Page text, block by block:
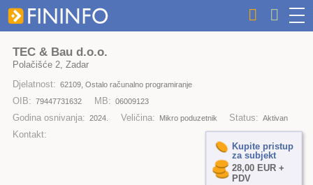
TEC & Bau d.o.o.
Polačišće 2, Zadar
Djelatnost: 62109, Ostalo računalno programiranje
OIB: 79447731632 MB: 06009123
Godina osnivanja: 2024. Veličina: Mikro poduzetnik Status: Aktivan
Kontakt:
Kupite pristup
za subjekt
28,00 EUR +
PDV